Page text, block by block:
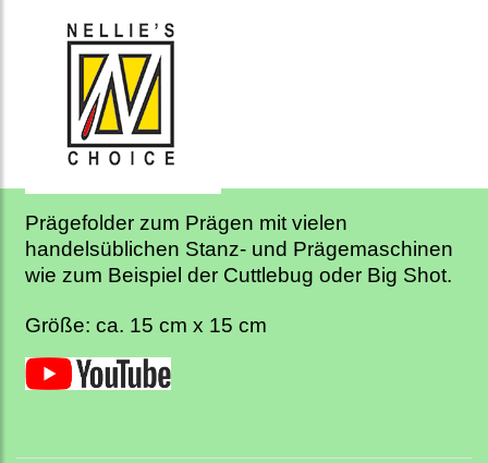
Prägefolder zum Prägen mit vielen
handelsüblichen Stanz- und Prägemaschinen
wie zum Beispiel der Cuttlebug oder Big Shot.
Größe: ca. 15 cm x 15 cm